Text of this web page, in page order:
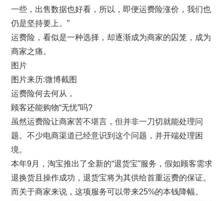
一些，出售数据也好看，所以，即便运费险涨价，我们也
仍是坚持要上。”
运费险，看似是一种选择，却逐渐成为商家的囚笼，成为
商家之痛。
图片
图片来历:微博截图
运费险何去何从，
顾客还能购物“无忧”吗?
虽然运费险让商家苦不堪言，但并非一刀切就能处理问
题。不少电商渠道已经意识到这个问题，并开端处理困
境。
本年9月，淘宝推出了全新的“退货宝”服务，假如顾客需求
退换货且操作成功，退货宝将为其供给首重运费的保证。
而关于商家来说，这项服务可以带来25%的本钱降幅。